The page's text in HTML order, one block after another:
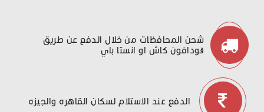
شحن المحافظات من خلال الدفع عن طريق
ڤودافون كاش او انستا باي
الدفع عند الاستلام لسكان القاهره والجيزه